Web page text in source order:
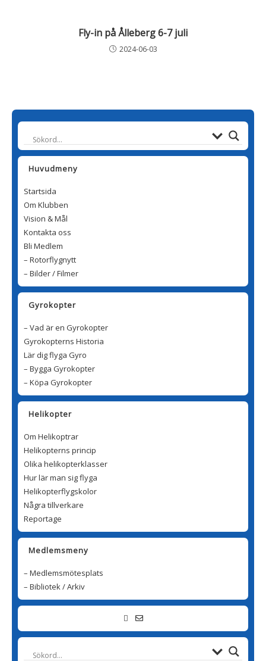
Fly-in på Ålleberg 6-7 juli
2024-06-03
Huvudmeny
Startsida
Om Klubben
Vision & Mål
Kontakta oss
Bli Medlem
– Rotorflygnytt
– Bilder / Filmer
Gyrokopter
– Vad är en Gyrokopter
Gyrokopterns Historia
Lär dig flyga Gyro
– Bygga Gyrokopter
– Köpa Gyrokopter
Helikopter
Om Helikoptrar
Helikopterns princip
Olika helikopterklasser
Hur lär man sig flyga
Helikopterflygskolor
Några tillverkare
Reportage
Medlemsmeny
– Medlemsmötesplats
– Bibliotek / Arkiv